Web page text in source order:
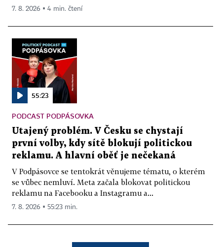
7. 8. 2026 ▪ 4 min. čtení
55:23
PODCAST PODPÁSOVKA
Utajený problém. V Česku se chystají
první volby, kdy sítě blokují politickou
reklamu. A hlavní oběť je nečekaná
V Podpásovce se tentokrát věnujeme tématu, o kterém
se vůbec nemluví. Meta začala blokovat politickou
reklamu na Facebooku a Instagramu a...
7. 8. 2026 ▪ 55:23 min.